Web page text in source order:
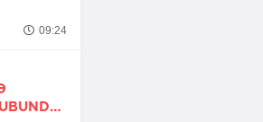
09:24